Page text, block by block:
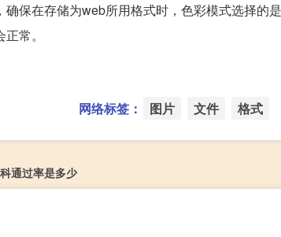
保在存储为web所用格式时，色彩模式选择的
常。
网络标签： 图片 文件 格式
通过率是多少